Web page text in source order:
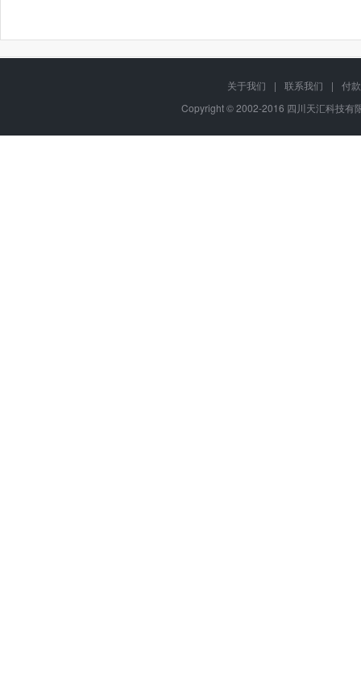
关于我们 | 联系我们 |
付
Copyright © 2002-2016 四川天汇科技